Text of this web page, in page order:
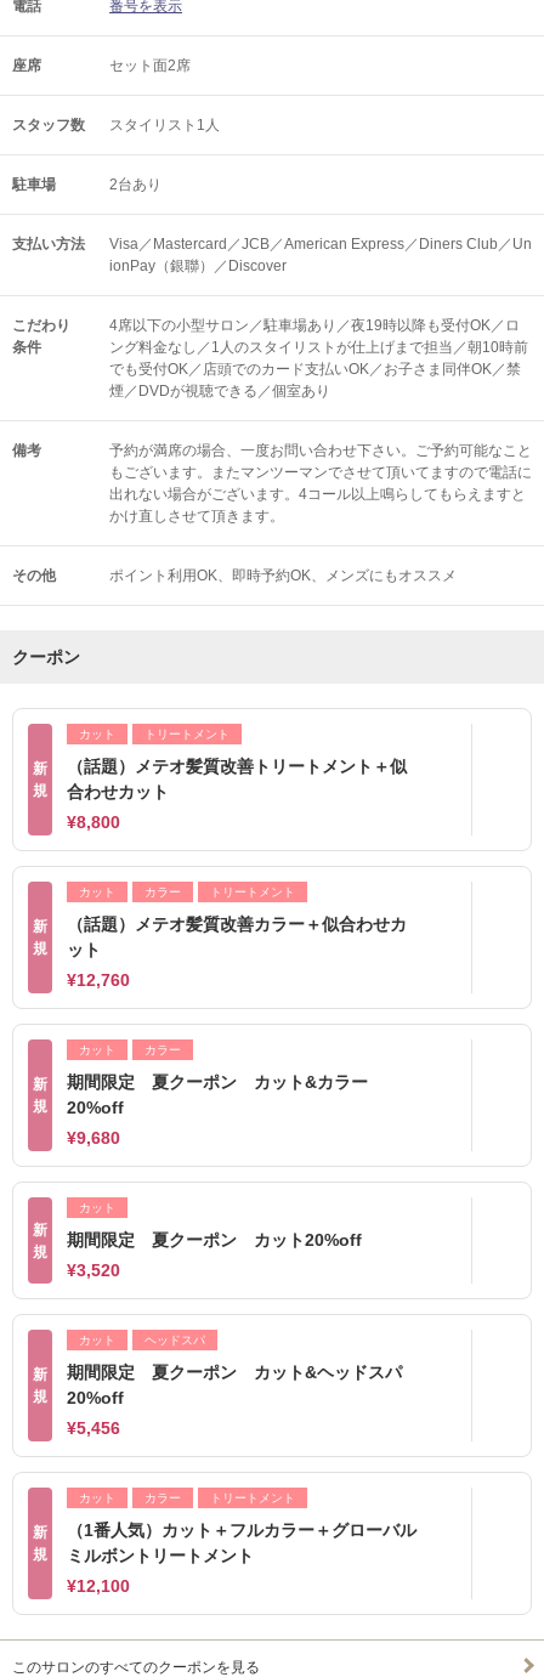
電話 番号を表示
座席 セット面2席
スタッフ数 スタイリスト1人
駐車場 2台あり
支払い方法
Visa／Mastercard／JCB／American Express／Diners Club／Un
ionPay（銀聯）／Discover
こだわり
条件
4席以下の小型サロン／駐車場あり／夜19時以降も受付OK／ロ
ング料金なし／1人のスタイリストが仕上げまで担当／朝10時前
でも受付OK／店頭でのカード支払いOK／お子さま同伴OK／禁
煙／DVDが視聴できる／個室あり
備考
予約が満席の場合、一度お問い合わせ下さい。ご予約可能なこと
もございます。またマンツーマンでさせて頂いてますので電話に
出れない場合がございます。4コール以上鳴らしてもらえますと
かけ直しさせて頂きます。
その他 ポイント利用OK 即時予約OK メンズにもオススメ
クーポン
新
規
カット トリートメント
（話題）メテオ髪質改善トリートメント＋似
合わせカット
¥8,800
新
規
カット カラー トリートメント
（話題）メテオ髪質改善カラー＋似合わせカ
ット
¥12,760
新
規
カット カラー
期間限定 夏クーポン カット&カラー
20%off
¥9,680
新
規
カット
期間限定 夏クーポン カット20%off
¥3,520
新
規
カット ヘッドスパ
期間限定 夏クーポン カット&ヘッドスパ
20%off
¥5,456
新
規
カット カラー トリートメント
（1番人気）カット＋フルカラー＋グローバル
ミルボントリートメント
¥12,100
このサロンのすべてのクーポンを見る